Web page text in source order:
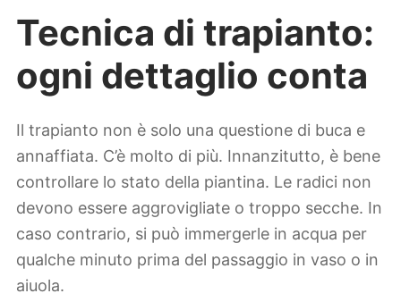
Tecnica di trapianto:
ogni dettaglio conta
Il trapianto non è solo una questione di buca e
annaffiata. C’è molto di più. Innanzitutto, è bene
controllare lo stato della piantina. Le radici non
devono essere aggrovigliate o troppo secche. In
caso contrario, si può immergerle in acqua per
qualche minuto prima del passaggio in vaso o in
aiuola.